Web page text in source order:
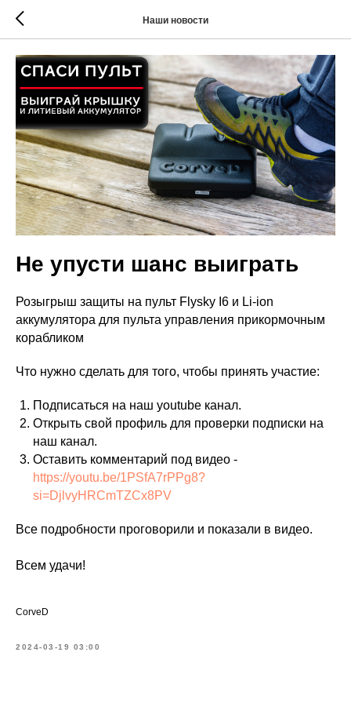
Наши новости
Не упусти шанс выиграть
Розыгрыш защиты на пульт Flysky I6 и Li-ion
аккумулятора для пульта управления прикормочным
корабликом
Что нужно сделать для того, чтобы принять участие:
Подписаться на наш youtube канал.
Открыть свой профиль для проверки подписки на
наш канал.
Оставить комментарий под видео -
https://youtu.be/1PSfA7rPPg8?
si=DjlvyHRCmTZCx8PV
Все подробности проговорили и показали в видео.
Всем удачи!
CorveD
2024-03-19 03:00